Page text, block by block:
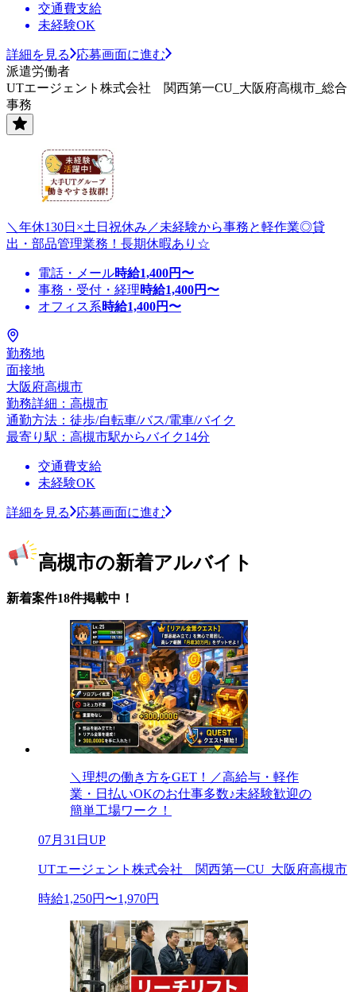
交通費支給
未経験OK
詳細を見る
応募画面に進む
派遣労働者
UTエージェント株式会社 関西第一CU_大阪府高槻市_総合
事務
＼年休130日×土日祝休み／未経験から事務と軽作業◎貸
出・部品管理業務！長期休暇あり☆
電話・メール時給1,400円〜
事務・受付・経理時給1,400円〜
オフィス系時給1,400円〜
勤務地
面接地
大阪府高槻市
勤務詳細：高槻市
通勤方法：徒歩/自転車/バス/電車/バイク
最寄り駅：高槻市駅からバイク14分
交通費支給
未経験OK
詳細を見る 応募画面に進む
高槻市の新着アルバイト
新着案件18件掲載中！
＼理想の働き方をGET！／高給与・軽作
業・日払いOKのお仕事多数♪未経験歓迎の
簡単工場ワーク！
07月31日UP
UTエージェント株式会社 関西第一CU_大阪府高槻市
時給1,250円〜1,970円